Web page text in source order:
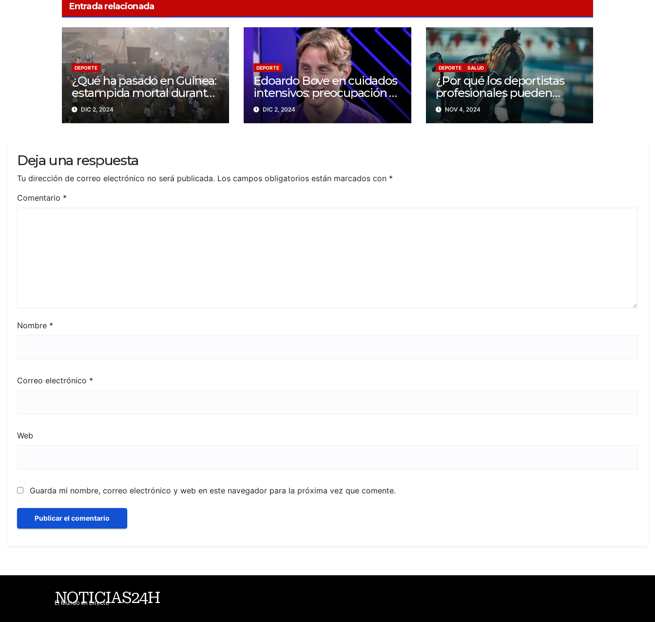
Entrada relacionada
DEPORTE
¿Qué ha pasado en Guinea:
estampida mortal durante
un partido en N’Zérékoré
DIC 2, 2024
DEPORTE
Edoardo Bove en cuidados
intensivos: preocupación y
solidaridad en el mundo
del fútbol
DIC 2, 2024
DEPORTE SALUD
¿Por qué los deportistas
profesionales pueden
llegar a tener problemas
con su salud mental?
NOV 4, 2024
Deja una respuesta
Tu dirección de correo electrónico no será publicada. Los campos obligatorios están marcados con *
Comentario *
Nombre *
Correo electrónico *
Web
Guarda mi nombre, correo electrónico y web en este navegador para la próxima vez que comente.
NOTICIAS24H
El Mundo en Directo